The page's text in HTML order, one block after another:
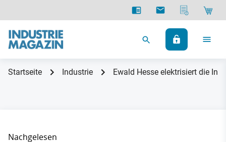
Startseite Industrie Ewald Hesse elektrisiert die
Nachgelesen